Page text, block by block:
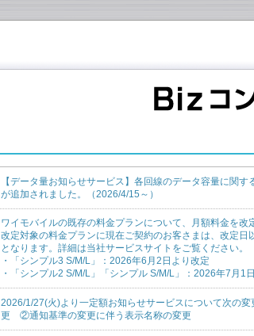
【データ量お知らせサービス】各回線のデータ容量に関
が追加されました。（2026/4/15～）
ワイモバイルの既存の料金プランについて、月額料金を改
改定対象の料金プランに現在ご契約のお客さまは、改定日
となります。詳細は当社サービスサイトをご覧ください。
・「シンプル3 S/M/L」：2026年6月2日より改定
・「シンプル2 S/M/L」「シンプル S/M/L」：2026年7月1
2026/1/27(火)より一定額お知らせサービスについて次の
更 ②通知基準の変更に伴う表示名称の変更